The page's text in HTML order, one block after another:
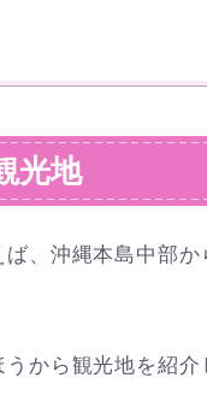
光地
、沖縄本島中部
から観光地を紹介